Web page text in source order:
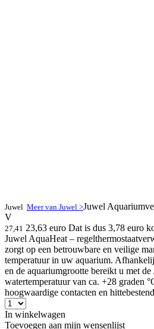
Juwel Meer van Juwel >Juwel
V
27,41 23,63 euro Dat is dus 3,78 euro
Juwel AquaHeat –
zorgt op een betrouwbare en veilige
temperatuur in uw aquarium.
en de aquariumgrootte bereikt u met
watertemperatuur van ca. +28 graden
hoogwaardige contacten en
In winkelwagen
Toevoegen aan mijn wensenlijst